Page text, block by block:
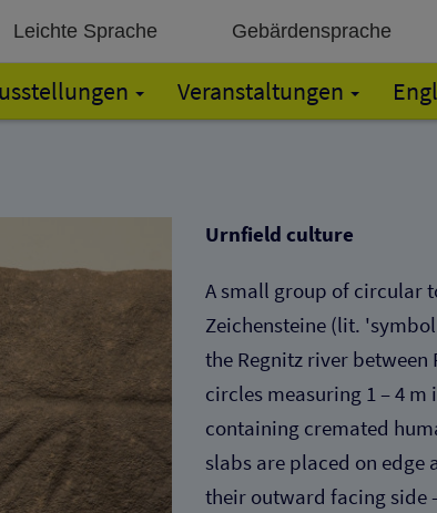
Leichte Sprache Gebärdensprache
Veranstaltungen
Urnfield culture
A small group of circular
Zeichensteine (lit.
the Regnitz river between
circles measuring 1 – 4
containing cremated
slabs are placed on
their outward facing side